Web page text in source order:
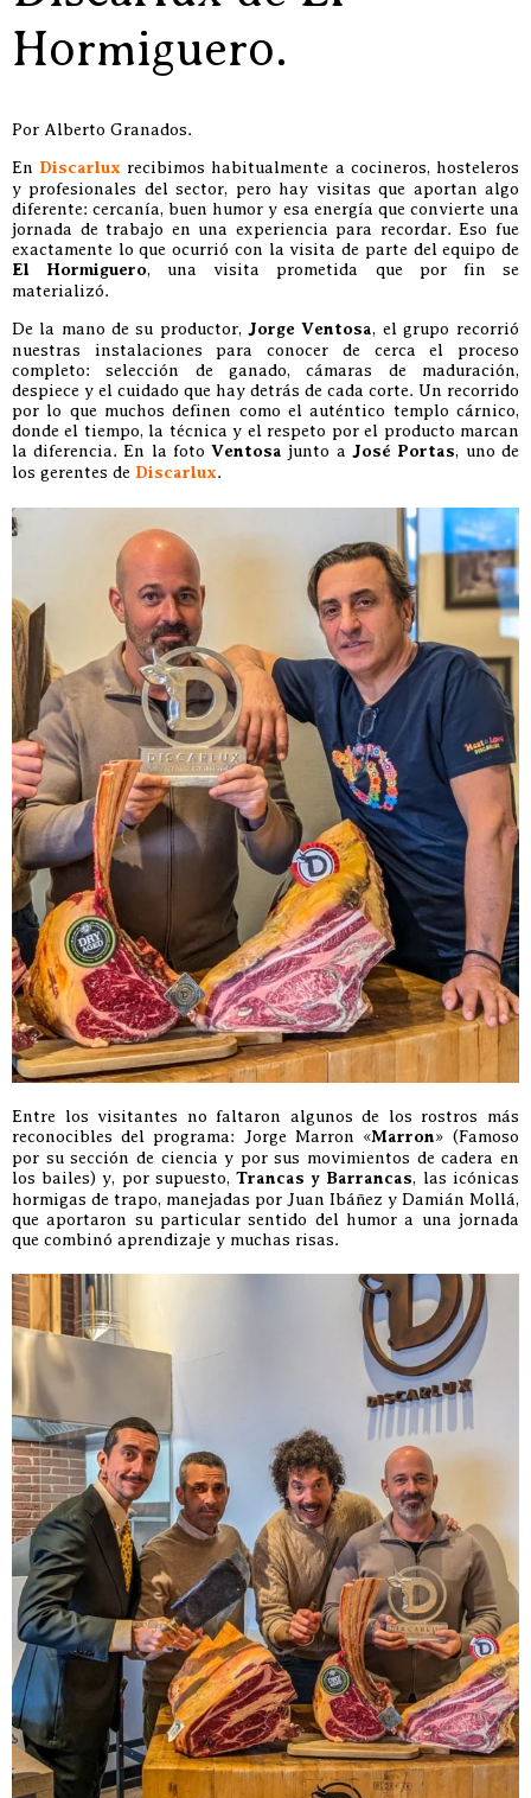
Hormiguero.
Por Alberto Granados.
En Discarlux recibimos habitualmente a cocineros, hosteleros
y profesionales del sector, pero hay visitas que aportan algo
diferente: cercanía, buen humor y esa energía que convierte una
jornada de trabajo en una experiencia para recordar. Eso fue
exactamente lo que ocurrió con la visita de parte del equipo de
El Hormiguero, una visita prometida que por fin se
materializó.
De la mano de su productor, Jorge Ventosa, el grupo recorrió
nuestras instalaciones para conocer de cerca el proceso
completo: selección de ganado, cámaras de maduración,
despiece y el cuidado que hay detrás de cada corte. Un recorrido
por lo que muchos definen como el auténtico templo cárnico,
donde el tiempo, la técnica y el respeto por el producto marcan
la diferencia. En la foto Ventosa junto a José Portas, uno de
los gerentes de Discarlux.
Entre los visitantes no faltaron algunos de los rostros más
reconocibles del programa: Jorge Marron «Marron» (Famoso
por su sección de ciencia y por sus movimientos de cadera en
los bailes) y, por supuesto, Trancas y Barrancas, las icónicas
hormigas de trapo, manejadas por Juan Ibáñez y Damián Mollá,
que aportaron su particular sentido del humor a una jornada
que combinó aprendizaje y muchas risas.